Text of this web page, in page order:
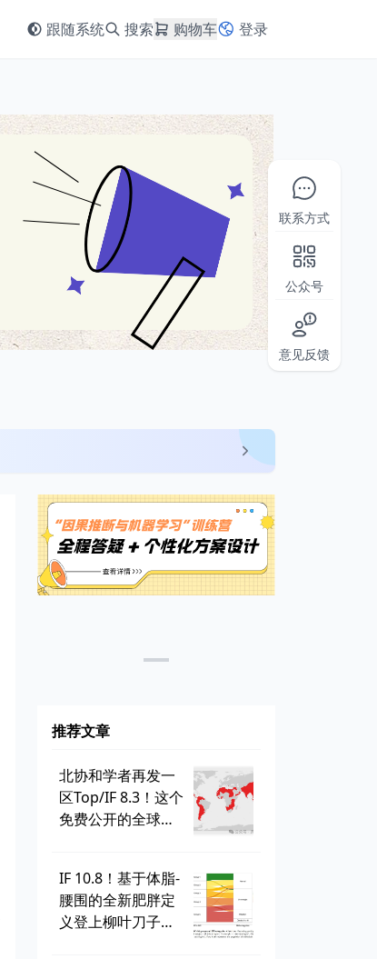
跟随系统 搜索 购物车 登录
联系方式
公众号
意见反馈
推荐文章
北协和学者再发一
区Top/IF 8.3！这个
免费公开的全球学
IF 10.8！基于体脂-
腰围的全新肥胖定
义登上柳叶刀子